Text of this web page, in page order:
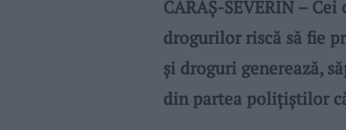
CARAȘ-SEVERIN –
drogurilor riscă să fie
și droguri generează,
din partea polițiștilor